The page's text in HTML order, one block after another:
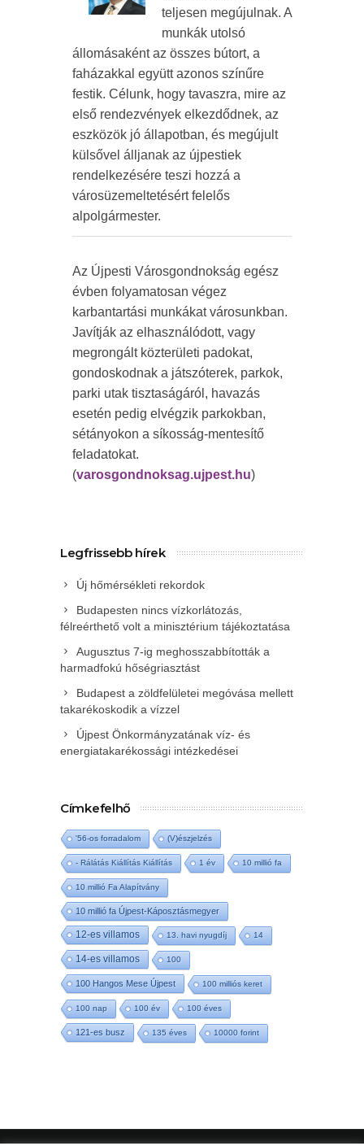
teljesen megújulnak. A
munkák utolsó
állomásaként az összes bútort, a
faházakkal együtt azonos színűre
festik. Célunk, hogy tavaszra, mire az
első rendezvények elkezdődnek, az
eszközök jó állapotban, és megújult
külsővel álljanak az újpestiek
rendelkezésére teszi hozzá a
városüzemeltetésért felelős
alpolgármester.
Az Újpesti Városgondnokság egész
évben folyamatosan végez
karbantartási munkákat városunkban.
Javítják az elhasználódott, vagy
megrongált közterületi padokat,
gondoskodnak a játszóterek, parkok,
parki utak tisztaságáról, havazás
esetén pedig elvégzik parkokban,
sétányokon a síkosság-mentesítő
feladatokat.
(varosgondnoksag.ujpest.hu)
Legfrissebb hírek
Új hőmérsékleti rekordok
Budapesten nincs vízkorlátozás,
félreérthető volt a minisztérium tájékoztatása
Augusztus 7-ig meghosszabbították a
harmadfokú hőségriasztást
Budapest a zöldfelületei megóvása mellett
takarékoskodik a vízzel
Újpest Önkormányzatának víz- és
energiatakarékossági intézkedései
Címkefelhő
'56-os forradalom (V)észjelzés
- Rálátás Kiállítás Kiállítás 1 év 10 millió fa
10 millió Fa Alapítvány
10 millió fa Újpest-Káposztásmegyer
12-es villamos 13. havi nyugdíj 14
14-es villamos 100
100 Hangos Mese Újpest 100 milliós keret
100 nap 100 év 100 éves
121-es busz 135 éves 10000 forint